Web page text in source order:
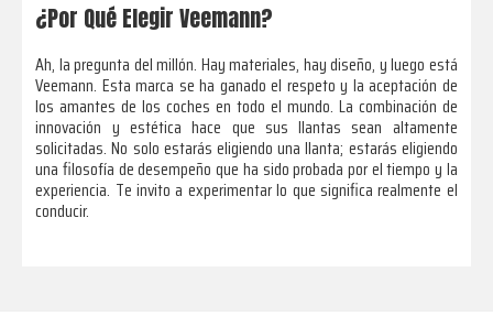
¿Por Qué Elegir Veemann?
Ah, la pregunta del millón. Hay materiales, hay diseño, y luego está
Veemann. Esta marca se ha ganado el respeto y la aceptación de
los amantes de los coches en todo el mundo. La combinación de
innovación y estética hace que sus llantas sean altamente
solicitadas. No solo estarás eligiendo una llanta; estarás eligiendo
una filosofía de desempeño que ha sido probada por el tiempo y la
experiencia. Te invito a experimentar lo que significa realmente el
conducir.